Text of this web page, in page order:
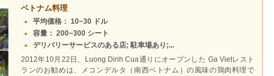
ベトナム料理
平均価格： 10~30 ドル
容量： 200~300 シート
デリバリーサービスのある店; 駐車場あり;...
2012年10月22日、Luong Dinh Cua通りにオープンした Ga Vietレスト
ランのお勧めは、メコンデルタ（南西ベトナム）の風味の鶏肉料理で